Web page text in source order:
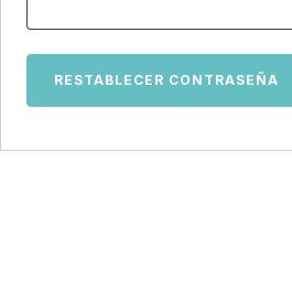
RESTABLECER CONTRASEÑA